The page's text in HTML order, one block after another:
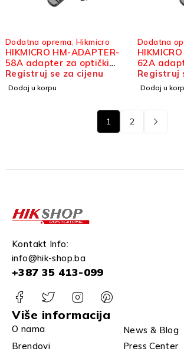
Dodatna oprema Hikmicro
HIKMICRO HM-ADAPTER-
58A adapter za optički
ciljnik
Registruj se za cijenu
Dodaj u korpu
Dodatna
62A
ciljnik
Registruj
Dodaj u
1 2
Kontakt Info:
info@hik-shop.ba
+387 35 413-099
Više informacija
O nama
News & Blog
Brendovi
Press Center